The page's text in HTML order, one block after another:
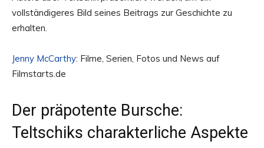
vollständigeres Bild seines Beitrags zur Geschichte zu
erhalten.
Jenny McCarthy: Filme, Serien, Fotos und News auf
Filmstarts.de
Der präpotente Bursche:
Teltschiks charakterliche Aspekte